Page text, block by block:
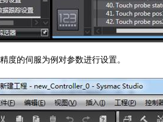
精度的伺服为例对参数进行设置。